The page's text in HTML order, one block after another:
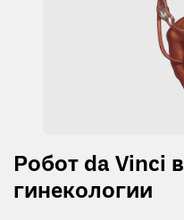
Робот da Vinci в
гинекологии